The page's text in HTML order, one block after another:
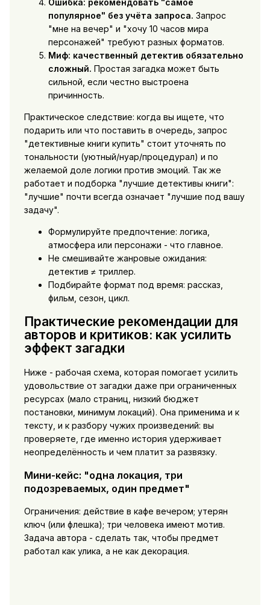
популярное" без учёта запроса. Запрос
"мне на вечер" и "хочу 10 часов мира
персонажей" требуют разных форматов.
Миф: качественный детектив обязательно
сложный. Простая загадка может быть
сильной, если честно выстроена
причинность.
Практическое следствие: когда вы ищете, что
подарить или что поставить в очередь, запрос
"детективные книги купить" стоит уточнять по
тональности (уютный/нуар/процедурал) и по
желаемой доле логики против эмоций. Так же
работает и подборка "лучшие детективы книги":
"лучшие" почти всегда означает "лучшие под вашу
задачу".
Формулируйте предпочтение: логика,
атмосфера или персонажи - что главное.
Не смешивайте жанровые ожидания:
детектив ≠ триллер.
Подбирайте формат под время: рассказ,
фильм, сезон, цикл.
Практические рекомендации для
авторов и критиков: как усилить
эффект загадки
Ниже - рабочая схема, которая помогает усилить
удовольствие от загадки даже при ограниченных
ресурсах (мало страниц, низкий бюджет
постановки, минимум локаций). Она применима и к
тексту, и к разбору чужих произведений: вы
проверяете, где именно история удерживает
неопределённость и чем платит за развязку.
Мини-кейс: "одна локация, три
подозреваемых, один предмет"
Ограничения: действие в кафе вечером; утерян
ключ (или флешка); три человека имеют мотив.
Задача автора - сделать так, чтобы предмет
работал как улика, а не как декорация.